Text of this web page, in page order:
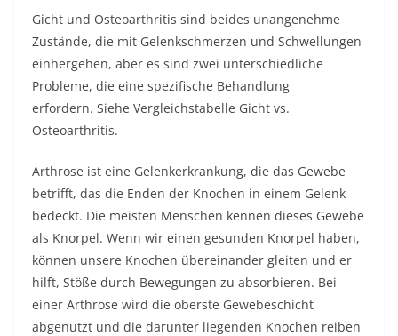
Gicht und Osteoarthritis sind beides unangenehme
Zustände, die mit Gelenkschmerzen und Schwellungen
einhergehen, aber es sind zwei unterschiedliche
Probleme, die eine spezifische Behandlung
erfordern. Siehe Vergleichstabelle Gicht vs.
Osteoarthritis.
Arthrose ist eine Gelenkerkrankung, die das Gewebe
betrifft, das die Enden der Knochen in einem Gelenk
bedeckt. Die meisten Menschen kennen dieses Gewebe
als Knorpel. Wenn wir einen gesunden Knorpel haben,
können unsere Knochen übereinander gleiten und er
hilft, Stöße durch Bewegungen zu absorbieren. Bei
einer Arthrose wird die oberste Gewebeschicht
abgenutzt und die darunter liegenden Knochen reiben